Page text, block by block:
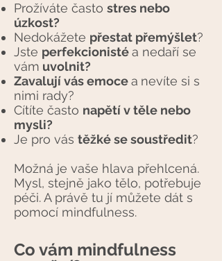
Prožíváte často stres nebo
úzkost?
Nedokážete přestat přemýšlet?
Jste perfekcionistéa nedaří se
vám uvolnit?
Zavalují vás emocea nevíte si s
nimi rady?
Cítíte často napětí v těle nebo
mysli?
Je pro vás těžké se soustředit?
Možná je vaše hlava přehlcená.
Mysl, stejně jako tělo, potřebuje
péči. A právě tu jí můžete dát s
pomocí mindfulness.
Co vám mindfulness